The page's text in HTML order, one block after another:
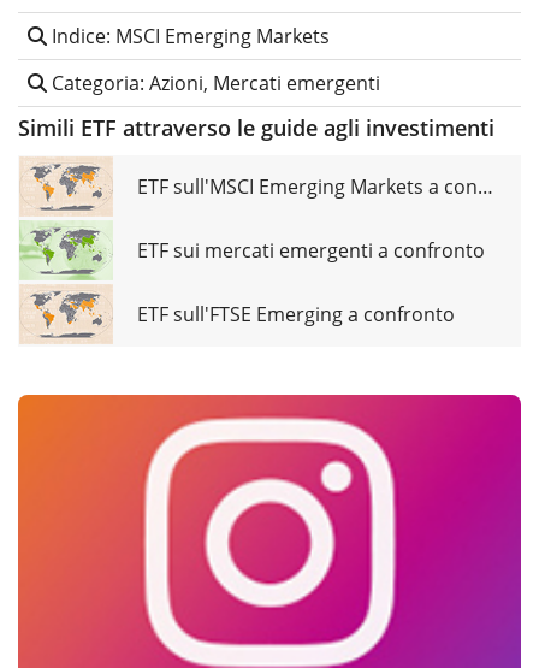
Indice: MSCI Emerging Markets
Categoria: Azioni, Mercati emergenti
Simili ETF attraverso le guide agli investimenti
ETF sull'MSCI Emerging Markets a confronto
ETF sui mercati emergenti a confronto
ETF sull'FTSE Emerging a confronto